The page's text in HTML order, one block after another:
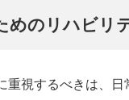
めのリハビリ
重視するべきは、